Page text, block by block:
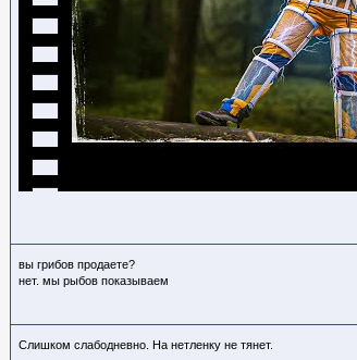
вы грибов продаете?
нет. мы рыбов показываем
Слишком слабодневно. На нетленку не тянет.